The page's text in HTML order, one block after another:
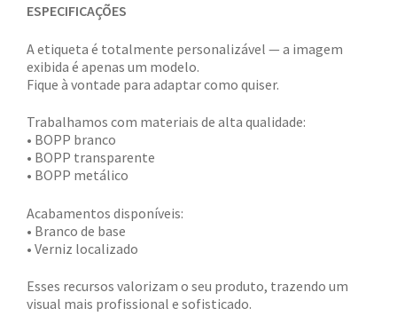
ESPECIFICAÇÕES
A etiqueta é totalmente personalizável — a imagem
exibida é apenas um modelo.
Fique à vontade para adaptar como quiser.
Trabalhamos com materiais de alta qualidade:
• BOPP branco
• BOPP transparente
• BOPP metálico
Acabamentos disponíveis:
• Branco de base
• Verniz localizado
Esses recursos valorizam o seu produto, trazendo um
visual mais profissional e sofisticado.